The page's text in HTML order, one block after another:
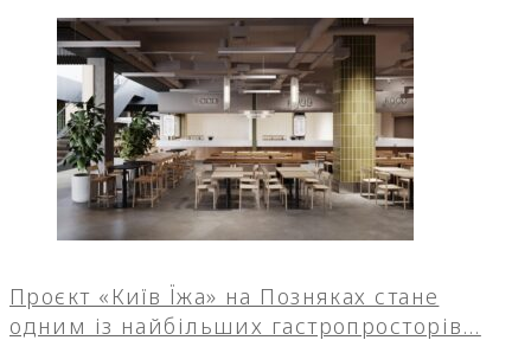
Проєкт «Київ Їжа» на Позняках стане
одним із найбільших гастропросторів…